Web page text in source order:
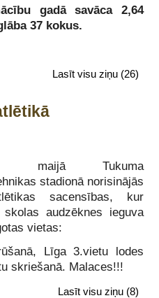
gadā savāca 2,64
37 kokus.
Lasīt visu ziņu (26)
maijā Tukuma
stadionā norisinājās
sacensības, kur
skolas audzēknes ieguva
vietas:
Līga 3.vietu lodes
skriešanā. Malaces!!!
Lasīt visu ziņu (8)